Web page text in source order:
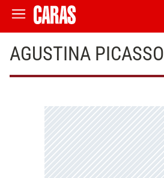
AGUSTINA PICASSO